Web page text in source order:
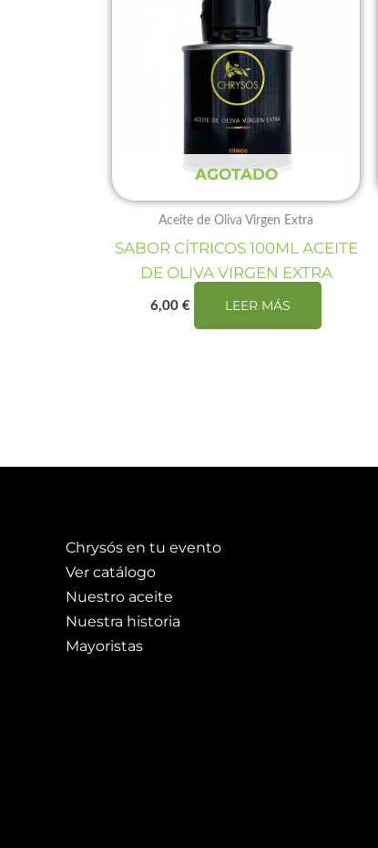
AGOTADO
Aceite de Oliva Virgen Extra
SABOR CÍTRICOS 100ML ACEITE
DE OLIVA VIRGEN EXTRA
6,00€ LEER MÁS
Chrysós en tu evento
Ver catálogo
Nuestro aceite
Nuestra historia
Mayoristas